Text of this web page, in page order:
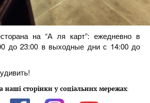
на “А ля карт”: ежедневно в
до 23:00 в выходные дни с 14:00 до
наші сторінки у соціальних мережах: